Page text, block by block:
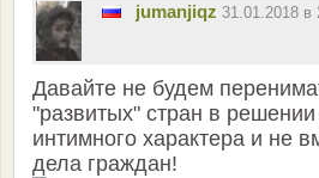
jumanjiqz 31.01.2018
Давайте не будем
"развитых" стран в
интимного характера и не
дела граждан!